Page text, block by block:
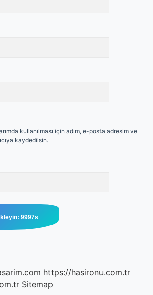
kullanılması için adım, e-posta adresim ve
kaydedilsin.
https://hasironu.com.tr
Sitemap